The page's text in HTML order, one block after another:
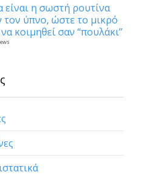
είναι η σωστή ρουτίνα
τον ύπνο, ώστε το μικρό
κοιμηθεί σαν “πουλάκι”